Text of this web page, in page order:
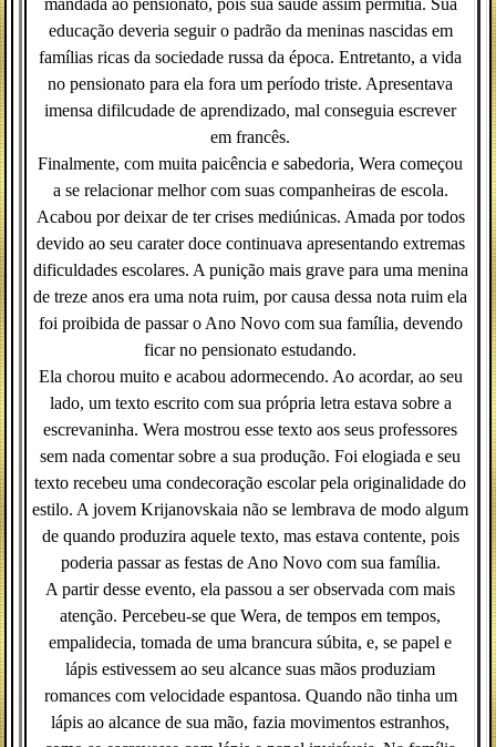
educação deveria seguir o padrão da meninas nascidas em
famílias ricas da sociedade russa da época. Entretanto, a vida
no pensionato para ela fora um período triste. Apresentava
imensa difilcudade de aprendizado, mal conseguia escrever
em francês.
Finalmente, com muita paicência e sabedoria, Wera começou
a se relacionar melhor com suas companheiras de escola.
Acabou por deixar de ter crises mediúnicas. Amada por todos
devido ao seu carater doce continuava apresentando extremas
dificuldades escolares. A punição mais grave para uma menina
de treze anos era uma nota ruim, por causa dessa nota ruim ela
foi proibida de passar o Ano Novo com sua família, devendo
ficar no pensionato estudando.
Ela chorou muito e acabou adormecendo. Ao acordar, ao seu
lado, um texto escrito com sua própria letra estava sobre a
escrevaninha. Wera mostrou esse texto aos seus professores
sem nada comentar sobre a sua produção. Foi elogiada e seu
texto recebeu uma condecoração escolar pela originalidade do
estilo. A jovem Krijanovskaia não se lembrava de modo algum
de quando produzira aquele texto, mas estava contente, pois
poderia passar as festas de Ano Novo com sua família.
A partir desse evento, ela passou a ser observada com mais
atenção. Percebeu-se que Wera, de tempos em tempos,
empalidecia, tomada de uma brancura súbita, e, se papel e
lápis estivessem ao seu alcance suas mãos produziam
romances com velocidade espantosa. Quando não tinha um
lápis ao alcance de sua mão, fazia movimentos estranhos,